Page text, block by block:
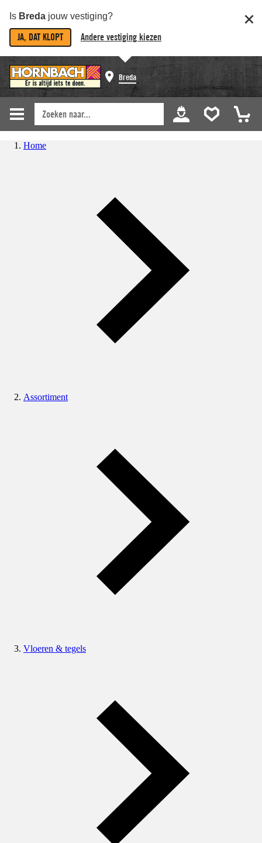
Is Breda jouw vestiging?
JA, DAT KLOPT Andere vestiging kiezen
Breda
Home
Assortiment
Vloeren & tegels